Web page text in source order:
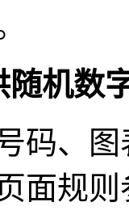
随机数
码、
面规